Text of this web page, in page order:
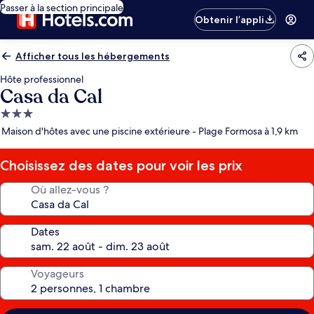
Passer à la section principale
Obtenir l’appli
Afficher tous les hébergements
Hôte professionnel
Casa da Cal
Hébergement
3.0 étoiles
Maison d'hôtes avec une piscine extérieure - Plage Formosa à 1,9 km
Choisissez des dates pour voir les prix
Où allez-vous ?
Dates
Voyageurs